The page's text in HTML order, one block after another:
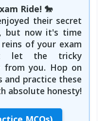
Ride! 🐎
their secret
but now it's time
of your exam
let the tricky
from you. Hop on
and practice these
absolute honesty!